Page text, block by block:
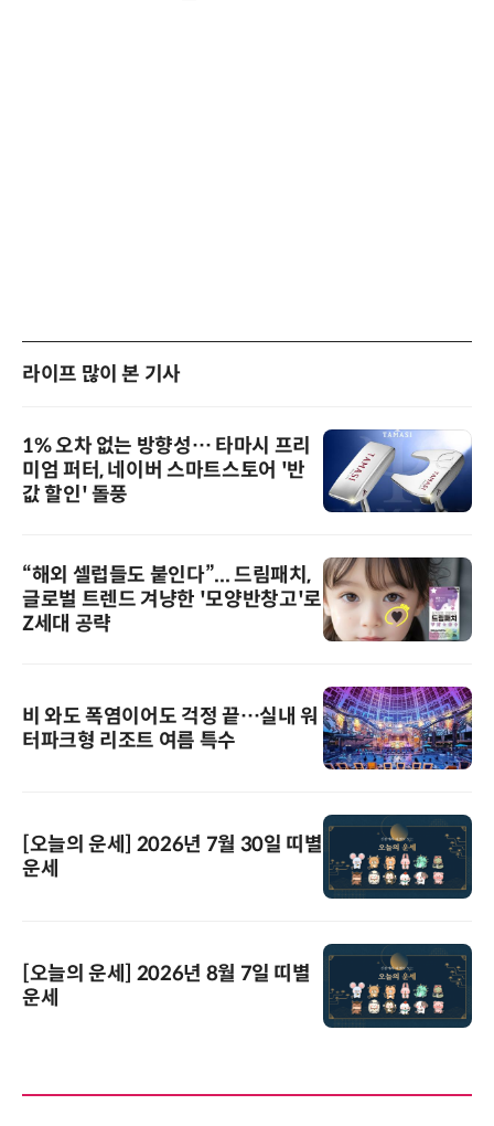
라이프 많이 본 기사
1% 오차 없는 방향성… 타마시 프리
미엄 퍼터, 네이버 스마트스토어 '반
값 할인' 돌풍
“해외 셀럽들도 붙인다”... 드림패치,
글로벌 트렌드 겨냥한 '모양반창고'로
Z세대 공략
비 와도 폭염이어도 걱정 끝…실내 워
터파크형 리조트 여름 특수
[오늘의 운세] 2026년 7월 30일 띠별
운세
[오늘의 운세] 2026년 8월 7일 띠별
운세